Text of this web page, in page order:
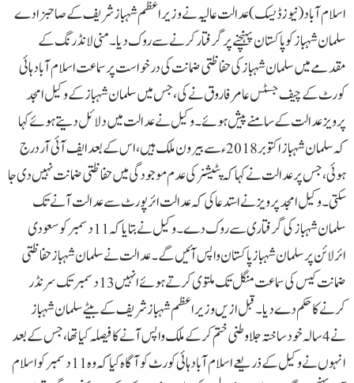
اسلام آباد(نیوزڈیسک) عدالت عالیہ نے وزیراعظم شہباز شریف کے صاحبزادے
سلمان شہباز کو پاکستان پہنچنے پر گرفتار کرنے سے روک دیا۔منی لانڈرنگ کے
مقدمے میں سلمان شہباز کی حفاظتی ضمانت کی درخواست پر سماعت اسلام آباد ہائی
کورٹ کے چیف جسٹس عامر فاروق نے کی، جس میں سلمان شہباز کے وکیل امجد
پرویز عدالت کے سامنے پیش ہوئے۔وکیل نے عدالت میں دلائل دیتے ہوئے کہا
کہ سلمان شہباز اکتوبر 2018ء سے بیرون ملک ہیں، اس کے بعد ایف آئی آر درج
ہوئی، جس پر عدالت نے کہا کہ پٹیشنر کی عدم موجودگی میں حفاظتی ضمانت نہیں دی جا
سکتی۔ وکیل امجد پرویز نے استدعا کی کہ عدالت ائرپورٹ سے عدالت آنے تک
سلمان شہباز کی گرفتاری سے روک دے۔وکیل نے بتایا کہ 11 دسمبر کو سعودی
ائرلائن پر سلمان شہباز پاکستان واپس آئیں گے ۔ عدالت نے سلمان شہباز حفاظتی
ضمانت کیس کی سماعت منگل تک ملتوی کرتے ہوئے انہیں 13 دسمبر تک سرنڈر
کرنے کا حکم دے دیا۔قبل ازیں وزیراعظم شہباز شریف کے بیٹے سلمان شہباز
نے 4 سالہ خود ساختہ جلاوطنی ختم کرکے ملک واپس آنے کا فیصلہ کیا تھا، جس کے بعد
انہوں نے وکیل کے ذریعے اسلام آباد ہائی کورٹ کو آگاہ کیا کہ وہ 11 دسمبر کو اسلام